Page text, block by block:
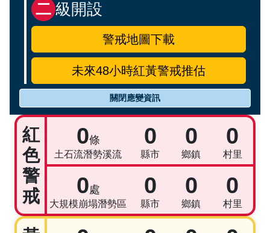
二 級開設
警戒地圖下載
未來48小時紅黃警戒推估
關閉應變資訊
警戒統計資訊
紅
色
警
戒
0條
土石流潛勢溪流
0
縣市
0
鄉鎮
0
村里
0處
大規模崩塌潛勢區
0
縣市
0
鄉鎮
0
村里